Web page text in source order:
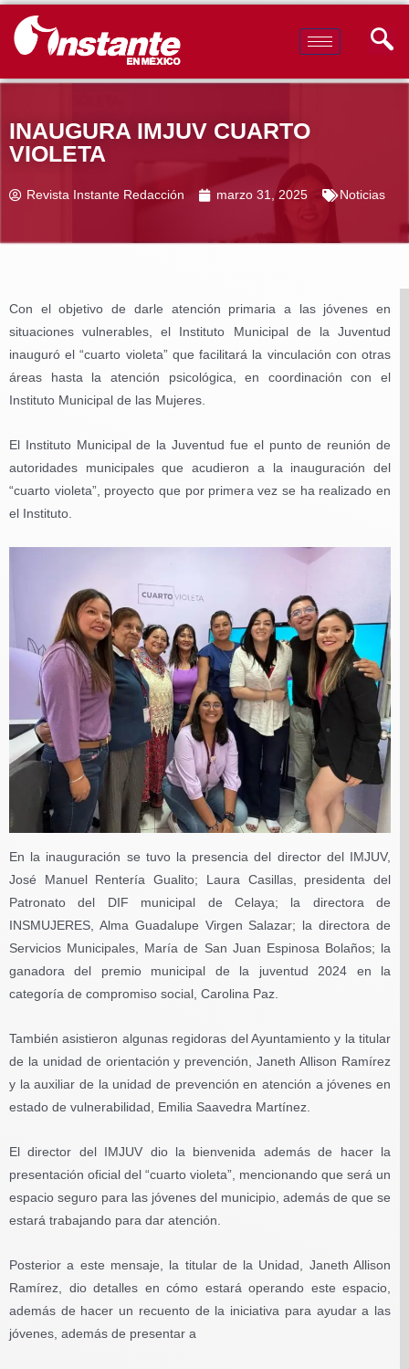
INAUGURA IMJUV CUARTO
VIOLETA
Revista Instante Redacción marzo 31, 2025 Noticias
Con el objetivo de darle atención primaria a las jóvenes en
situaciones vulnerables, el Instituto Municipal de la Juventud
inauguró el “cuarto violeta” que facilitará la vinculación con otras
áreas hasta la atención psicológica, en coordinación con el
Instituto Municipal de las Mujeres.
El Instituto Municipal de la Juventud fue el punto de reunión de
autoridades municipales que acudieron a la inauguración del
“cuarto violeta”, proyecto que por primera vez se ha realizado en
el Instituto.
En la inauguración se tuvo la presencia del director del IMJUV,
José Manuel Rentería Gualito; Laura Casillas, presidenta del
Patronato del DIF municipal de Celaya; la directora de
INSMUJERES, Alma Guadalupe Virgen Salazar; la directora de
Servicios Municipales, María de San Juan Espinosa Bolaños; la
ganadora del premio municipal de la juventud 2024 en la
categoría de compromiso social, Carolina Paz.
También asistieron algunas regidoras del Ayuntamiento y la titular
de la unidad de orientación y prevención, Janeth Allison Ramírez
y la auxiliar de la unidad de prevención en atención a jóvenes en
estado de vulnerabilidad, Emilia Saavedra Martínez.
El director del IMJUV dio la bienvenida además de hacer la
presentación oficial del “cuarto violeta”, mencionando que será un
espacio seguro para las jóvenes del municipio, además de que se
estará trabajando para dar atención.
Posterior a este mensaje, la titular de la Unidad, Janeth Allison
Ramírez, dio detalles en cómo estará operando este espacio,
además de hacer un recuento de la iniciativa para ayudar a las
jóvenes, además de presentar a